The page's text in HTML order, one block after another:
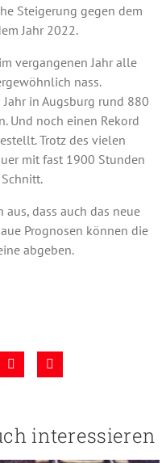
Steigerung gegen dem
Jahr 2022.
vergangenen Jahr alle
nass.
in Augsburg rund 880
Und noch einen Rekord
Trotz des vielen
mit fast 1900 Stunden
aus, dass auch das neue
Prognosen können die
abgeben.
interessieren